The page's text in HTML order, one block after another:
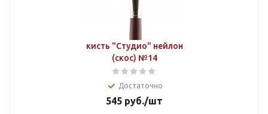
кисть "Студио" нейлон
(скос) №14
Достаточно
545 руб./шт